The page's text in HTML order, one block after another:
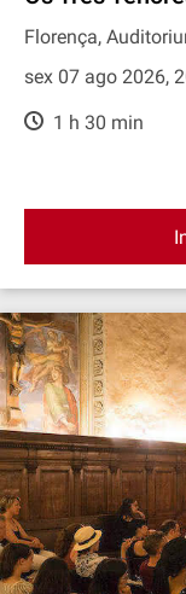
Florença,
sex 07 ago 2026,
1 h 30 min